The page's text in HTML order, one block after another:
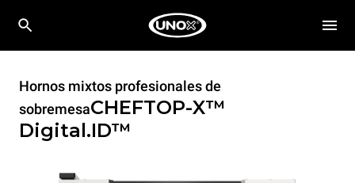
Hornos mixtos profesionales de
sobremesaCHEFTOP-X™
Digital.ID™